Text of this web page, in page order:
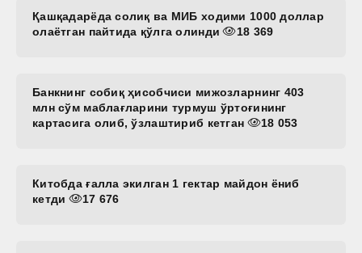
Қашқадарёда солиқ ва МИБ ходими 1000 доллар
олаётган пайтида қўлга олинди
18 369
Банкнинг собиқ ҳисобчиси мижозларнинг 403
млн сўм маблағларини турмуш ўртоғининг
картасига олиб, ўзлаштириб кетган
18 053
Китобда ғалла экилган 1 гектар майдон ёниб
кетди
17 676